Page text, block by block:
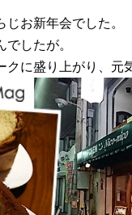
お新年会でした。
したが。
クに盛り上がり、元